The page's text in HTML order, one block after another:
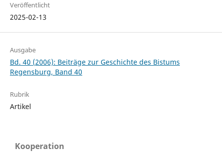
Veröffentlicht
2025-02-13
Ausgabe
Bd. 40 (2006): Beiträge zur Geschichte des Bistums
Regensburg, Band 40
Rubrik
Artikel
Kooperation